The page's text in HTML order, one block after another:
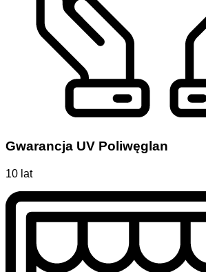
Gwarancja UV Poliwęglan
10 lat